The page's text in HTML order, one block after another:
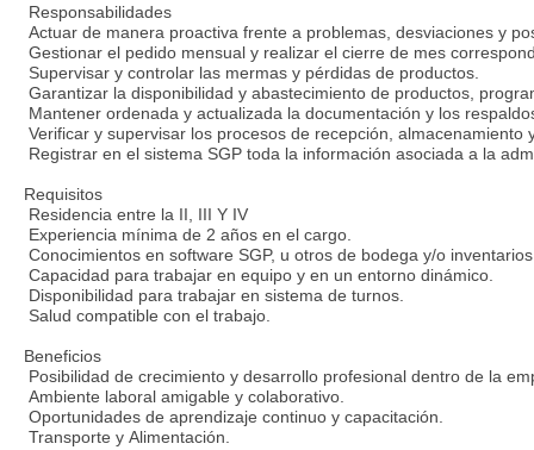
Responsabilidades
Actuar de manera proactiva frente a problemas, desviaciones y
Gestionar el pedido mensual y realizar el cierre de mes
Supervisar y controlar las mermas y pérdidas de productos.
Garantizar la disponibilidad y abastecimiento de productos,
Mantener ordenada y actualizada la documentación y los
Verificar y supervisar los procesos de recepción,
Registrar en el sistema SGP toda la información asociada a la
Requisitos
Residencia entre la II, III Y IV
Experiencia mínima de 2 años en el cargo.
Conocimientos en software SGP, u otros de bodega y/o
Capacidad para trabajar en equipo y en un entorno dinámico.
Disponibilidad para trabajar en sistema de turnos.
Salud compatible con el trabajo.
Beneficios
Posibilidad de crecimiento y desarrollo profesional dentro de la
Ambiente laboral amigable y colaborativo.
Oportunidades de aprendizaje continuo y capacitación.
Transporte y Alimentación.